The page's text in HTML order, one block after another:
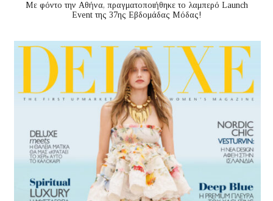
Με φόντο την Αθήνα, πραγματοποιήθηκε το λαμπερό Launch
Event της 37ης Εβδομάδας Μόδας!